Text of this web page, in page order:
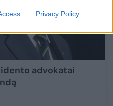
Privacy Policy
advokatai